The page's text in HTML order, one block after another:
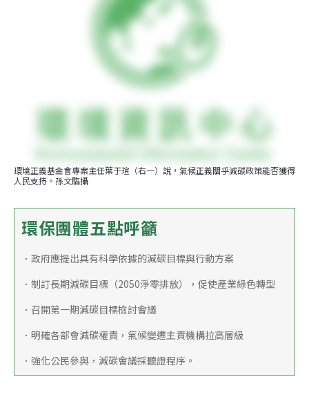
環境正義基金會專案主任葉于瑄（右一）說，氣候正義關乎減碳政策能否獲得
人民支持。孫文臨攝
環保團體五點呼籲
．政府應提出具有科學依據的減碳目標與行動方案
．制訂長期減碳目標（2050淨零排放），促使產業綠色轉型
．召開第一期減碳目標檢討會議
．明確各部會減碳權責，氣候變遷主責機構拉高層級
．強化公民參與，減碳會議採聽證程序。